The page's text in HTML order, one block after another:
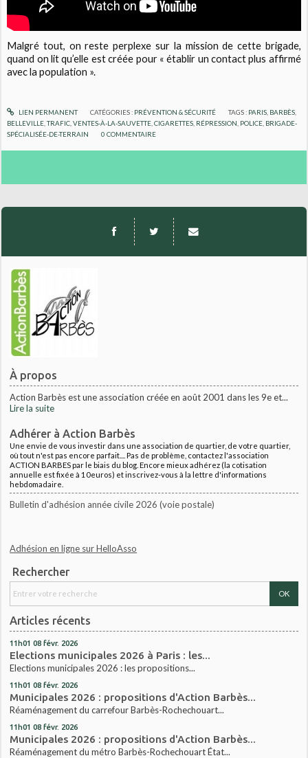
À propos
Action Barbès est une association créée en août 2001 dans les 9e et...
Lire la suite
Adhérer à Action Barbès
Une envie de vous investir dans une association de quartier, de votre quartier,
où tout n'est pas encore parfait.... Pas de problème, contactez l'association
ACTION BARBES par le biais du blog. Encore mieux adhérez (la cotisation
annuelle est fixée à 10euros) et inscrivez-vous à la lettre d'informations
hebdomadaire.
Bulletin d'adhésion année civile 2026 (voie postale)
Adhésion en ligne sur HelloAsso
Rechercher
Articles récents
11h01 08 févr. 2026
Elections municipales 2026 à Paris : les...
Elections municipales 2026 : les propositions...
11h01 08 févr. 2026
Municipales 2026 : propositions d'Action Barbès...
Réaménagement du carrefour Barbès-Rochechouart...
11h01 08 févr. 2026
Municipales 2026 : propositions d'Action Barbès...
Réaménagement du métro Barbès-Rochechouart État...
Malgré tout, on reste perplexe sur la mission de cette brigade,
quand on lit qu’elle est créée pour « établir un contact plus affirmé
avec la population ».
LIEN PERMANENT CATÉGORIES : PRÉVENTION & SÉCURITÉ TAGS : PARIS BARBÈS
BELLEVILLE ,TRAFIC ,VENTES-À-LA-SAUVETTE ,CIGARETTES RÉPRESSION POLICE BRIGADE-
SPÉCIALISÉE-DE-TERRAIN
0 COMMENTAIRE